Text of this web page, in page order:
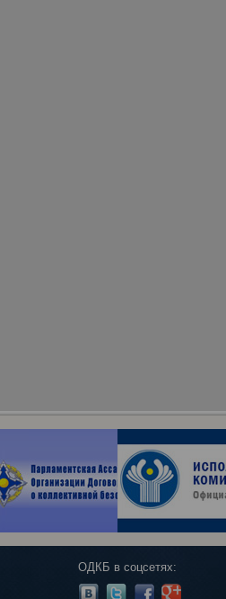
ОДКБ в соцсетях: